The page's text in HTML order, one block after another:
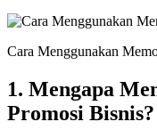
Cara Menggunakan
1. Mengapa
Promosi Bisnis?